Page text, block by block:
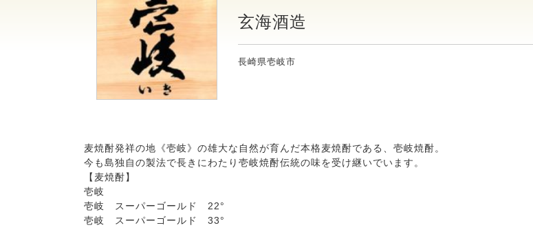
玄海酒造
長崎県壱岐市
麦焼酎発祥の地《壱岐》の雄大な自然が育んだ本格麦焼酎である、壱岐焼酎。
今も島独自の製法で長きにわたり壱岐焼酎伝統の味を受け継いでいます。
【麦焼酎】
壱岐
壱岐 スーパーゴールド 22°
壱岐 スーパーゴールド 33°